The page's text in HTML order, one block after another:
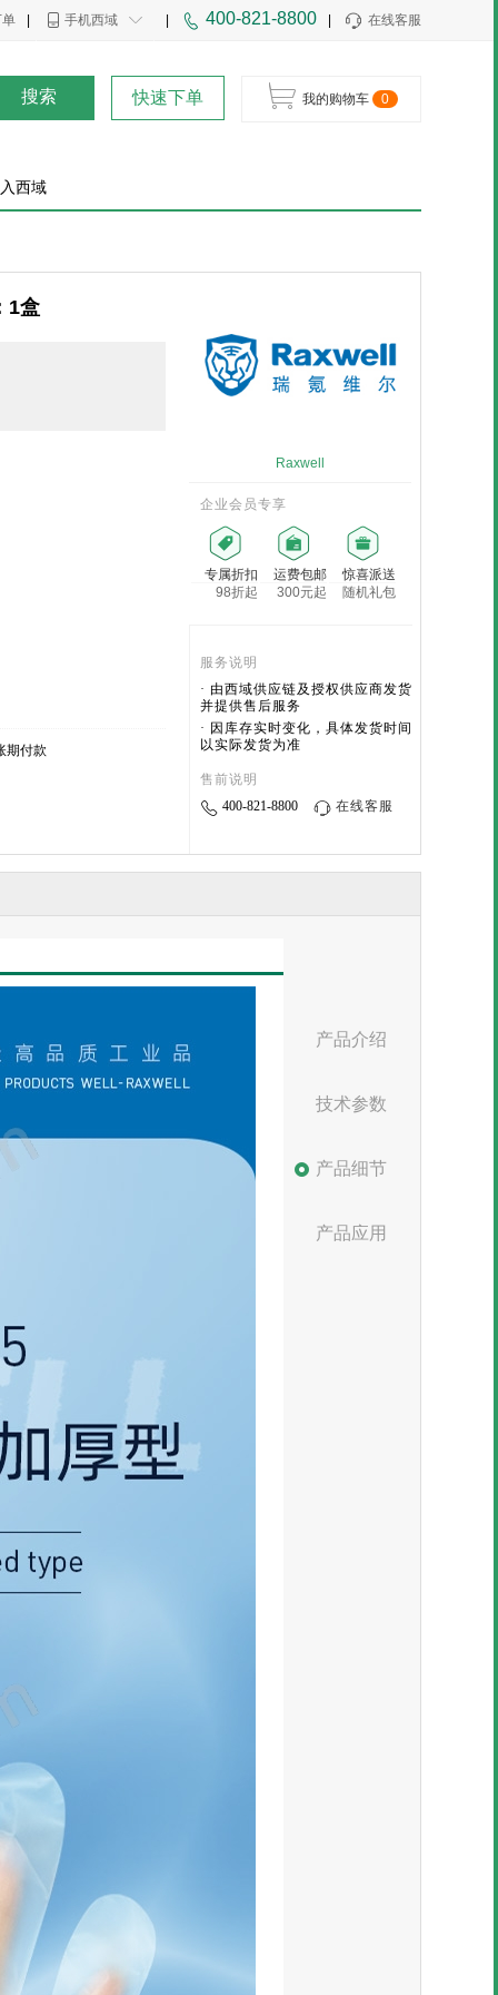
在线客服
400-821-8800
手机西域
搜索 快速下单 我的购物车 0
西域
1盒
期付款
Raxwell
企业会员专享
专属折扣
98折起
运费包邮
300元起
惊喜派送
随机礼包
服务说明
· 由西域供应链及授权供应商发货
并提供售后服务
· 因库存实时变化，具体发货时间
以实际发货为准
售前说明
400-821-8800
在线客服
产品介绍
技术参数
产品细节
产品应用